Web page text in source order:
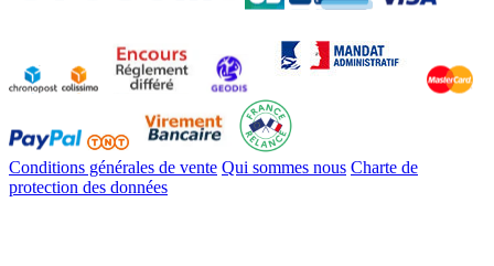
Conditions générales de vente Qui sommes nous Charte de
protection des données